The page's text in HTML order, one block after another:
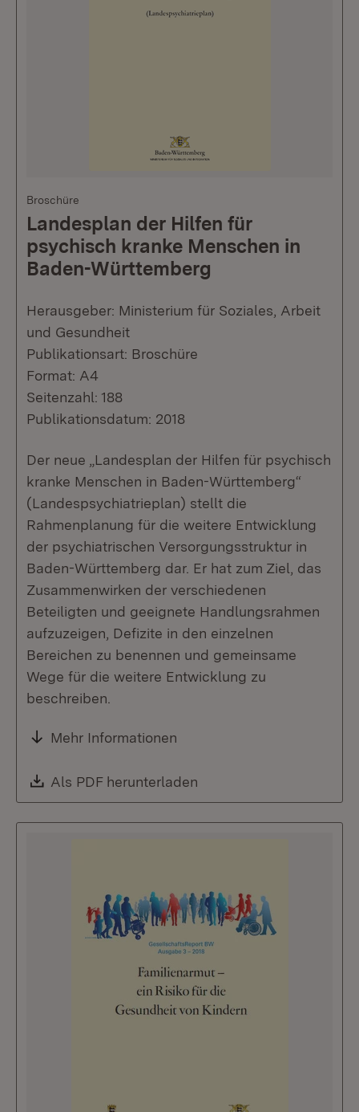
Broschüre
Landesplan der Hilfen für
psychisch kranke Menschen in
Baden-Württemberg
Herausgeber: Ministerium für Soziales, Arbeit
und Gesundheit
Publikationsart: Broschüre
Format: A4
Seitenzahl: 188
Publikationsdatum: 2018
Der neue „Landesplan der Hilfen für psychisch
kranke Menschen in Baden-Württemberg“
(Landespsychiatrieplan) stellt die
Rahmenplanung für die weitere Entwicklung
der psychiatrischen Versorgungsstruktur in
Baden-Württemberg dar. Er hat zum Ziel, das
Zusammenwirken der verschiedenen
Beteiligten und geeignete Handlungsrahmen
aufzuzeigen, Defizite in den einzelnen
Bereichen zu benennen und gemeinsame
Wege für die weitere Entwicklung zu
beschreiben.
Mehr Informationen
Download:
Als PDF herunterladen